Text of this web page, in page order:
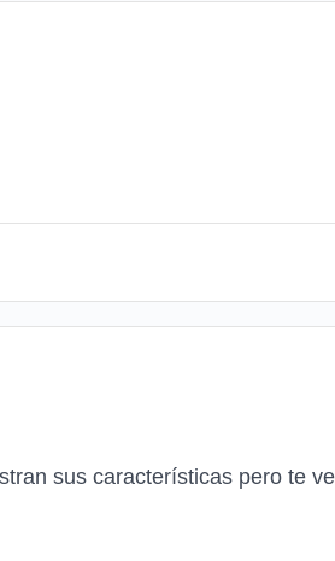
sus características pero te